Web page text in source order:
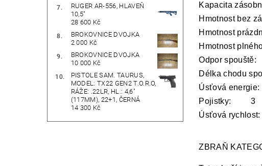
RUGER AR-556, HLAVEŇ
10,5"
28 600 Kč
BROKOVNICE DVOJKA
2 000 Kč
BROKOVNICE DVOJKA
10 000 Kč
PISTOLE SAM. TAURUS,
MODEL: TX22 GEN2 T.O.R.O,
RÁŽE: .22LR, HL.: 4,6"
(117MM), 22+1, ČERNÁ
14 300 Kč
Kapacita
Hmotnost bez
Hmotnost
Hmotnost
Odpor
Délka chodu
Úsťová
Pojistky: 3
Úsťová
ZBRAŇ